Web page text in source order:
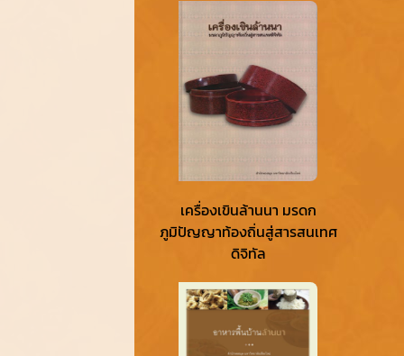
เครื่องเขินล้านนา มรดก
ภูมิปัญญาท้องถิ่นสู่สารสนเทศ
ดิจิทัล